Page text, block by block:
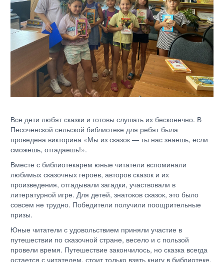
Все дети любят сказки и готовы слушать их бесконечно. В
Песоченской сельской библиотеке для ребят была
проведена викторина «Мы из сказок — ты нас знаешь, если
сможешь, отгадаешь!».
Вместе с библиотекарем юные читатели вспоминали
любимых сказочных героев, авторов сказок и их
произведения, отгадывали загадки, участвовали в
литературной игре. Для детей, знатоков сказок, это было
совсем не трудно. Победители получили поощрительные
призы.
Юные читатели с удовольствием приняли участие в
путешествии по сказочной стране, весело и с пользой
провели время. Путешествие закончилось, но сказка всегда
остается с читателем, стоит только взять книгу в библиотеке,